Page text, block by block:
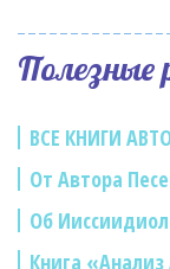
Полезные
ВСЕ КНИГИ
От Автора
Об
Книга